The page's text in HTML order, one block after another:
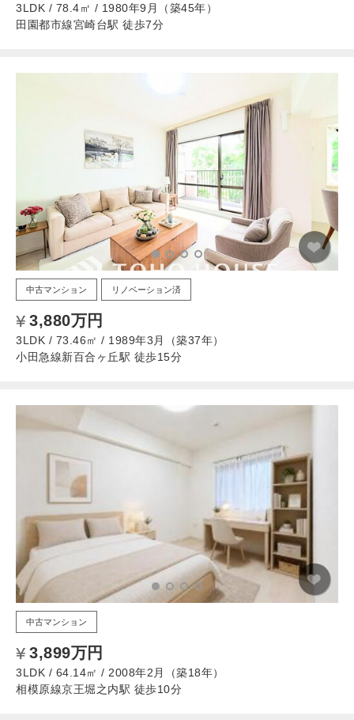
3LDK / 78.4㎡ / 1980年9月（築45年）
田園都市線宮崎台駅 徒歩7分
中古マンション リノベーション済
3,880万円
3LDK / 73.46㎡ / 1989年3月（築37年）
小田急線新百合ヶ丘駅 徒歩15分
中古マンション
3,899万円
3LDK / 64.14㎡ / 2008年2月（築18年）
相模原線京王堀之内駅 徒歩10分